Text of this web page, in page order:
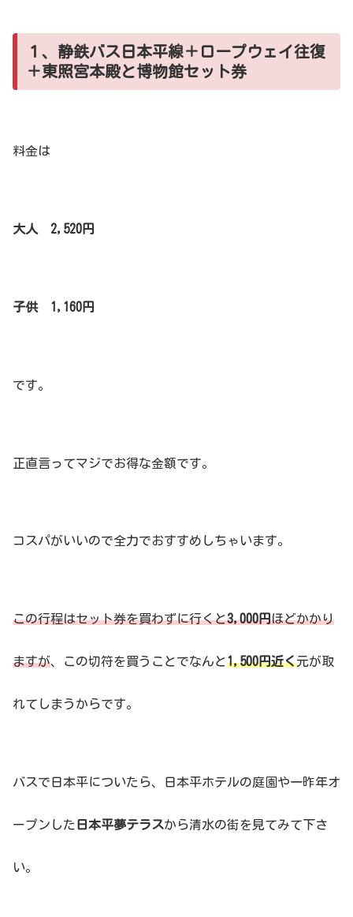
１、静鉄バス日本平線＋ロープウェイ往復
＋東照宮本殿と博物館セット券
料金は
大人 2,520円
子供 1,160円
です。
正直言ってマジでお得な金額です。
コスパがいいので全力でおすすめしちゃいます。
この行程はセット券を買わずに行くと3,000円ほどかかり
ますが、この切符を買うことでなんと1,500円近く元が取
れてしまうからです。
バスで日本平についたら、日本平ホテルの庭園や一昨年オ
ープンした 日本平夢テラスから清水の街を見てみて下さ
い。